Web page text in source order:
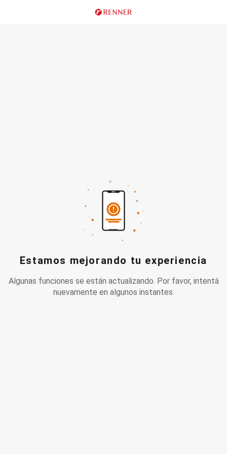
Estamos mejorando tu experiencia
Algunas funciones se están actualizando. Por favor, intentá
nuevamente en algunos instantes.